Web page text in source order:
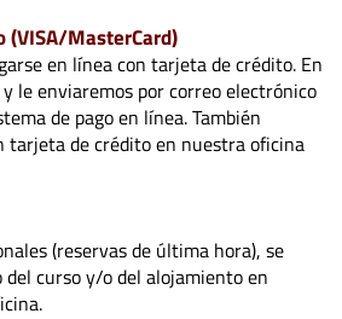
(VISA/MasterCard)
en línea con tarjeta de crédito. En
le enviaremos por correo electrónico
de pago en línea. También
tarjeta de crédito en nuestra oficina
(reservas de última hora), se
del curso y/o del alojamiento en